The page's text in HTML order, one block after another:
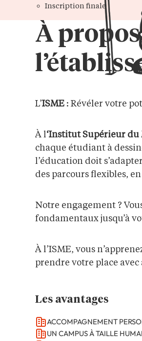
Inscription finale
À propos
L’ISME : Révéler votre
À l‘Institut Supérieur du
chaque étudiant à
l’éducation doit
des parcours flexibles,
Notre engagement ?
fondamentaux jusqu’à
À l’ISME, vous
prendre votre place avec
Les avantages
ACCOMPAGNEMENT
UN CAMPUS À TAILLE